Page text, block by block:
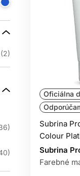
môže
preto čítajte
ľahké aj bohaté.
môže zvyšovať
frekvenciu
umytie občas
a kulma môžu pri
2
Oficiálna
Subrina
Colour
Subrina
Farebné